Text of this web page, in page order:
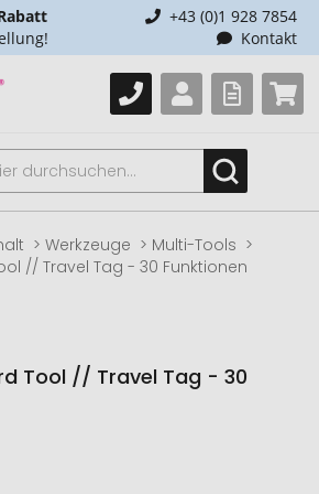
+43 (0)1 928 7854
Kontakt
Werkzeuge
Multi-Tools
// Travel Tag - 30 Funktionen
Tool // Travel Tag - 30